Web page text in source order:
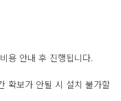
용 안내 후 진행됩니다.
확보가 안될 시 설치 불가할